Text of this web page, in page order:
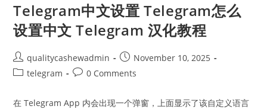
Telegram中文设置 Telegram怎么
设置中文 Telegram 汉化教程
Post
author:
qualitycashewadmin
Post
published:
November 10, 2025
Posttelegram
Post0 Comments
在 Telegram App 内会出现一个弹窗，上面显示了该自定义语言